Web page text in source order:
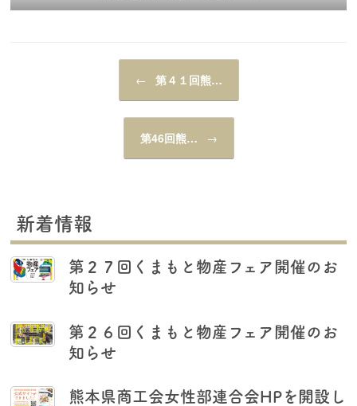
← 第４１回熊…
第46回熊… →
新着情報
第２７回くまもと物産フェア開催のお
知らせ
第２６回くまもと物産フェア開催のお
知らせ
熊本県商工会女性部連合会HPを開設し